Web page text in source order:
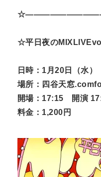
☆平日夜の
日時：1月20日（水）
場所：四谷天窓
開場：17:15 開演
料金：1,200円